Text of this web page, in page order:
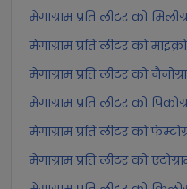
मेगाग्राम प्रति लीटर को
मेगाग्राम प्रति लीटर को
मेगाग्राम प्रति लीटर को
मेगाग्राम प्रति लीटर को
मेगाग्राम प्रति लीटर को
मेगाग्राम प्रति लीटर को